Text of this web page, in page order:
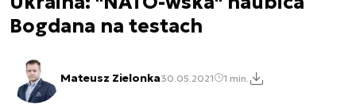
Bogdana na testach
Mateusz Zielonka30.05.2021 1 min.